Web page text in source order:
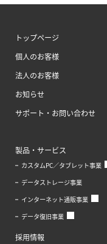
トップページ
個人のお客様
法人のお客様
お知らせ
サポート・お問い合わせ
製品・サービス
カスタムPC／タブレット事業
データストレージ事業
インターネット通販事業
データ復旧事業
採用情報